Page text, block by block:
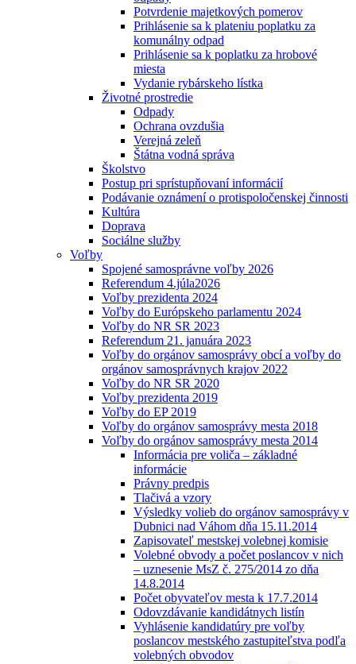
Potvrdenie majetkových pomerov
Prihlásenie sa k plateniu poplatku za
komunálny odpad
Prihlásenie sa k poplatku za hrobové
miesta
Vydanie rybárskeho lístka
Životné prostredie
Odpady
Ochrana ovzdušia
Verejná zeleň
Štátna vodná správa
Školstvo
Postup pri sprístupňovaní informácií
Podávanie oznámení o protispoločenskej činnosti
Kultúra
Doprava
Sociálne služby
Voľby
Spojené samosprávne voľby 2026
Referendum 4.júla2026
Voľby prezidenta 2024
Voľby do Európskeho parlamentu 2024
Voľby do NR SR 2023
Referendum 21. januára 2023
Voľby do orgánov samosprávy obcí a voľby do
orgánov samosprávnych krajov 2022
Voľby do NR SR 2020
Voľby prezidenta 2019
Voľby do EP 2019
Voľby do orgánov samosprávy mesta 2018
Voľby do orgánov samosprávy mesta 2014
Informácia pre voliča – základné
informácie
Právny predpis
Tlačivá a vzory
Výsledky volieb do orgánov samosprávy v
Dubnici nad Váhom dňa 15.11.2014
Zapisovateľ mestskej volebnej komisie
Volebné obvody a počet poslancov v nich
– uznesenie MsZ č. 275/2014 zo dňa
14.8.2014
Počet obyvateľov mesta k 17.7.2014
Odovzdávanie kandidátnych listín
Vyhlásenie kandidatúry pre voľby
poslancov mestského zastupiteľstva podľa
volebných obvodov